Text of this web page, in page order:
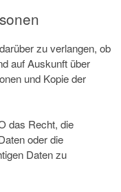
zu verlangen, ob
auf Auskunft über
und Kopie der
das Recht, die
oder die
Daten zu